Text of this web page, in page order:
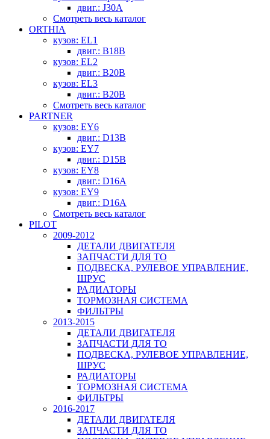
двиг.: J30A
Смотреть весь каталог
ORTHIA
кузов: EL1
двиг.: B18B
кузов: EL2
двиг.: B20B
кузов: EL3
двиг.: B20B
Смотреть весь каталог
PARTNER
кузов: EY6
двиг.: D13B
кузов: EY7
двиг.: D15B
кузов: EY8
двиг.: D16A
кузов: EY9
двиг.: D16A
Смотреть весь каталог
PILOT
2009-2012
ДЕТАЛИ ДВИГАТЕЛЯ
ЗАПЧАСТИ ДЛЯ ТО
ПОДВЕСКА, РУЛЕВОЕ УПРАВЛЕНИЕ,
ШРУС
РАДИАТОРЫ
ТОРМОЗНАЯ СИСТЕМА
ФИЛЬТРЫ
2013-2015
ДЕТАЛИ ДВИГАТЕЛЯ
ЗАПЧАСТИ ДЛЯ ТО
ПОДВЕСКА, РУЛЕВОЕ УПРАВЛЕНИЕ,
ШРУС
РАДИАТОРЫ
ТОРМОЗНАЯ СИСТЕМА
ФИЛЬТРЫ
2016-2017
ДЕТАЛИ ДВИГАТЕЛЯ
ЗАПЧАСТИ ДЛЯ ТО